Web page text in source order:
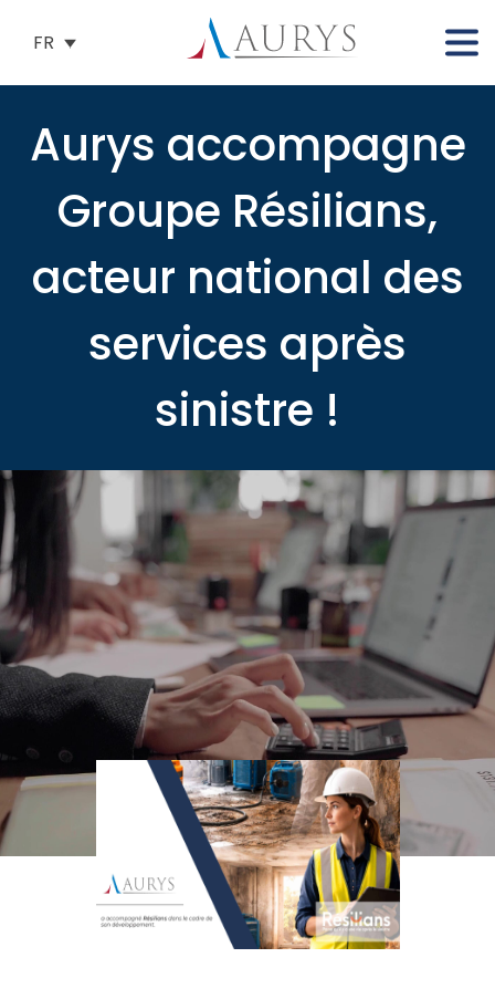
FR
Aurys accompagne
Groupe Résilians,
acteur national des
services après
sinistre !